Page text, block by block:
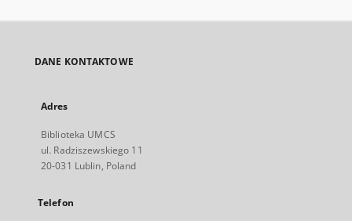
DANE KONTAKTOWE
Adres
Biblioteka UMCS
ul. Radziszewskiego 11
20-031 Lublin, Poland
Telefon